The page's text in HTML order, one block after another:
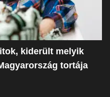
kiderült melyik
tortája